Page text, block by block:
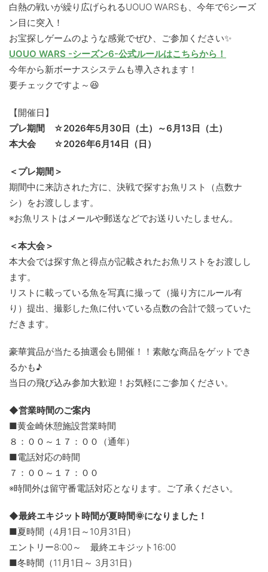
白熱の戦いが繰り広げられるUOUO WARSも、今年で6シーズ
ン目に突入！
お宝探しゲームのような感覚でぜひ、ご参加ください✨
UOUO WARS -シーズン6-公式ルールはこちらから！
今年から新ボーナスシステムも導入されます！
要チェックですよ～😆
【開催日】
プレ期間 ☆2026年5月30日（土）～6月13日（土）
本大会 ☆2026年6月14日（日）
＜プレ期間＞
期間中に来訪された方に、決戦で探すお魚リスト（点数ナ
シ）をお渡しします。
※お魚リストはメールや郵送などでお送りいたしません。
＜本大会＞
本大会では探す魚と得点が記載されたお魚リストをお渡しし
ます。
リストに載っている魚を写真に撮って（撮り方にルール有
り）提出、撮影した魚に付いている点数の合計で競っていた
だきます。
豪華賞品が当たる抽選会も開催！！素敵な商品をゲットでき
るかも♪
当日の飛び込み参加大歓迎！お気軽にご参加ください。
◆営業時間のご案内
■黄金崎休憩施設営業時間
８：００～１７：００（通年）
■電話対応の時間
７：００～１７：００
※時間外は留守番電話対応となります。ご了承ください。
◆最終エキジット時間が夏時間🌞になりました！
■夏時間（4月1日～10月31日）
エントリー8:00～ 最終エキジット16:00
■冬時間（11月1日～ 3月31日）